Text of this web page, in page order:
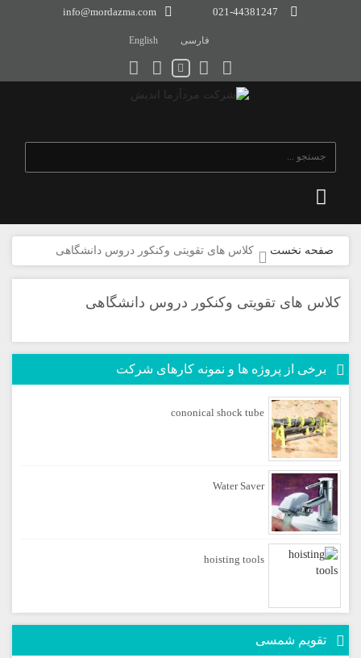
021-44381247
info@mordazma.com
فارسی English
صفحه نخست کلاس های تقویتی وکنکور دروس دانشگاهی
کلاس های تقویتی وکنکور دروس دانشگاهی
برخی از پروژه ها و نمونه کارهای شرکت
cononical shock tube
Water Saver
hoisting tools
تقویم شمسی